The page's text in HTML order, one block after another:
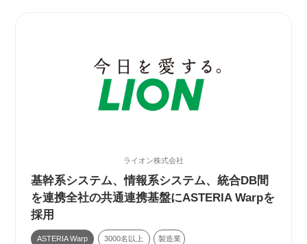
ライオン株式会社
基幹系システム、情報系システム、統合DB間
を連携全社の共通連携基盤にASTERIA Warpを
採用
ASTERIA Warp 3000名以上 製造業